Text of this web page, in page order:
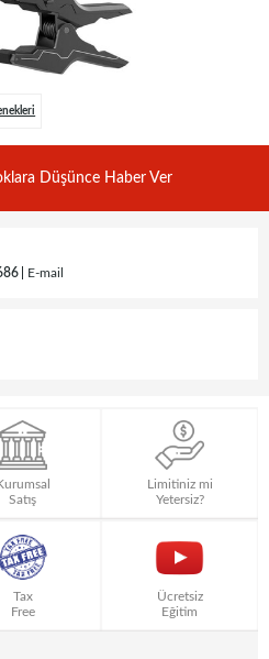
Düşünce Haber Ver
E-mail
Satış
Limitiniz mi
Yetersiz?
Tax
Free
Ücretsiz
Eğitim